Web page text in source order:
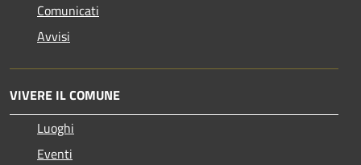
Comunicati
Avvisi
VIVERE IL COMUNE
Luoghi
Eventi